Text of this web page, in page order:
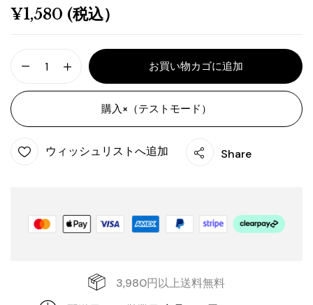
¥1,580 (税込）
お買い物カゴに追加
購入×（テストモード）
ウィッシュリストへ追加 Share
3,980円以上送料無料